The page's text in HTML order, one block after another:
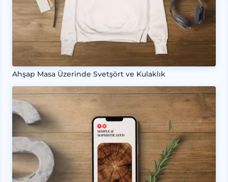
Ahşap Masa Üzerinde Svetşört ve Kulaklık